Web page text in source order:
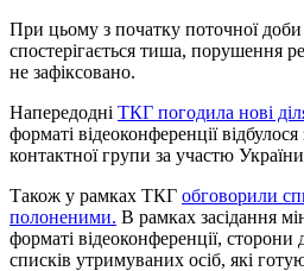
При цьому з початку поточної доби
спостерігається тиша, порушення
не зафіксовано.
Напередодні ТКГ погодила нові
форматі відеоконференції
контактної групи за участю
Також у рамках ТКГ обговорили
полоненими. В рамках засідання
форматі відеоконференції,
списків утримуваних осіб, які